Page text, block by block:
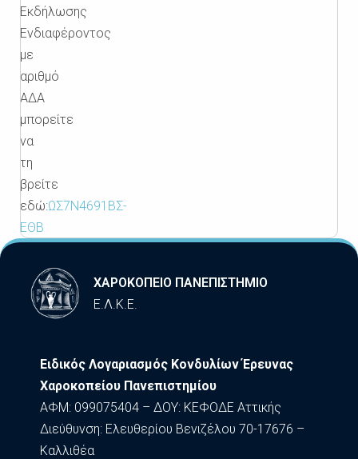
Εκδήλωσης
Ενδιαφέροντος
με
αριθμό
ΑΔΑ
μπορείτε
να
τη
βρείτε
εδώ:ΩΣ7Ν4691ΒΣ-
ΕΘΒ
ΧΑΡΟΚΟΠΕΙΟ ΠΑΝΕΠΙΣΤΗΜΙΟ
Ε.Λ.Κ.Ε.
Ειδικός Λογαριασμός Κονδυλίων Έρευνας
Χαροκοπείου Πανεπιστημίου
ΑΦΜ: 099075404 – ΔΟΥ: ΚΕΦΟΔΕ Αττικής
Διεύθυνση: Ελευθερίου Βενιζέλου 70-17676 –
Καλλιθέα